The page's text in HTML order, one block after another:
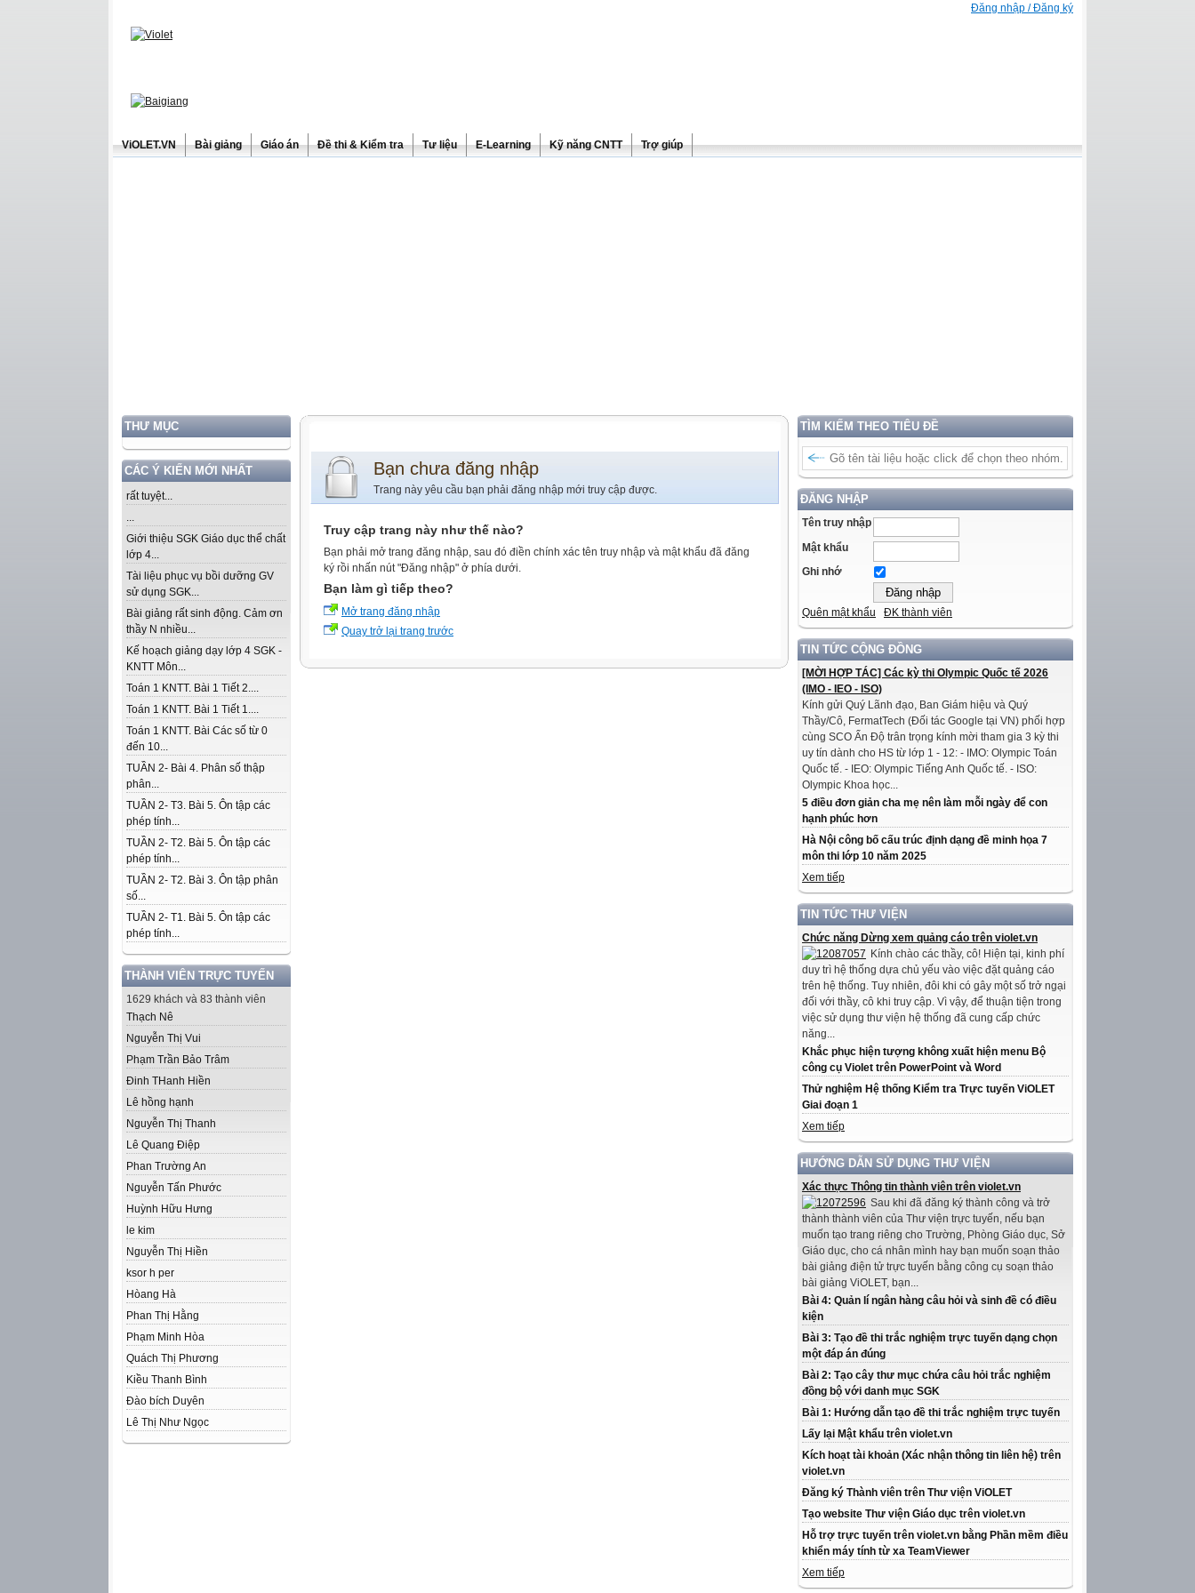
Đăng nhập / Đăng ký
ViOLET.VN Bài giảng Giáo án Đề thi & Kiểm tra Tư liệu E-Learning Kỹ năng CNTT Trợ giúp
THƯ MỤC
CÁC Ý KIẾN MỚI NHẤT
rất tuyệt...
...
Giới thiệu SGK Giáo dục thể chất
lớp 4...
Tài liệu phục vụ bồi dưỡng GV
sử dụng SGK...
Bài giảng rất sinh động. Cảm ơn
thầy N nhiều...
Kế hoạch giảng dạy lớp 4 SGK -
KNTT Môn...
Toán 1 KNTT. Bài 1 Tiết 2....
Toán 1 KNTT. Bài 1 Tiết 1....
Toán 1 KNTT. Bài Các số từ 0
đến 10...
TUẦN 2- Bài 4. Phân số thập
phân...
TUẦN 2- T3. Bài 5. Ôn tập các
phép tính...
TUẦN 2- T2. Bài 5. Ôn tập các
phép tính...
TUẦN 2- T2. Bài 3. Ôn tập phân
số...
TUẦN 2- T1. Bài 5. Ôn tập các
phép tính...
THÀNH VIÊN TRỰC TUYẾN
1629 khách và 83 thành viên
Thạch Nê
Nguyễn Thị Vui
Phạm Trần Bảo Trâm
Đinh THanh Hiền
Lê hồng hạnh
Nguyễn Thị Thanh
Lê Quang Điệp
Phan Trường An
Nguyễn Tấn Phước
Huỳnh Hữu Hưng
le kim
Nguyễn Thị Hiền
ksor h per
Hòang Hà
Phan Thị Hằng
Phạm Minh Hòa
Quách Thị Phương
Kiều Thanh Bình
Đào bích Duyên
Lê Thị Như Ngọc
TÌM KIẾM THEO TIÊU ĐỀ
ĐĂNG NHẬP
Tên truy nhập
Mật khẩu
Ghi nhớ
Quên mật khẩu ĐK thành viên
TIN TỨC CỘNG ĐỒNG
[MỜI HỢP TÁC] Các kỳ thi Olympic Quốc tế 2026
(IMO - IEO - ISO)
Kính gửi Quý Lãnh đạo, Ban Giám hiệu và Quý
Thầy/Cô, FermatTech (Đối tác Google tại VN) phối hợp
cùng SCO Ấn Độ trân trọng kính mời tham gia 3 kỳ thi
uy tín dành cho HS từ lớp 1 - 12: - IMO: Olympic Toán
Quốc tế. - IEO: Olympic Tiếng Anh Quốc tế. - ISO:
Olympic Khoa học...
5 điều đơn giản cha mẹ nên làm mỗi ngày để con
hạnh phúc hơn
Hà Nội công bố cấu trúc định dạng đề minh họa 7
môn thi lớp 10 năm 2025
Xem tiếp
TIN TỨC THƯ VIỆN
Chức năng Dừng xem quảng cáo trên violet.vn
Kính chào các thầy, cô! Hiện tại, kinh phí
duy trì hệ thống dựa chủ yếu vào việc đặt quảng cáo
trên hệ thống. Tuy nhiên, đôi khi có gây một số trở ngại
đối với thầy, cô khi truy cập. Vì vậy, để thuận tiện trong
việc sử dụng thư viện hệ thống đã cung cấp chức
năng...
Khắc phục hiện tượng không xuất hiện menu Bộ
công cụ Violet trên PowerPoint và Word
Thử nghiệm Hệ thống Kiểm tra Trực tuyến ViOLET
Giai đoạn 1
Xem tiếp
HƯỚNG DẪN SỬ DỤNG THƯ VIỆN
Xác thực Thông tin thành viên trên violet.vn
Sau khi đã đăng ký thành công và trở
thành thành viên của Thư viện trực tuyến, nếu bạn
muốn tạo trang riêng cho Trường, Phòng Giáo dục, Sở
Giáo dục, cho cá nhân mình hay bạn muốn soạn thảo
bài giảng điện tử trực tuyến bằng công cụ soạn thảo
bài giảng ViOLET, bạn...
Bài 4: Quản lí ngân hàng câu hỏi và sinh đề có điều
kiện
Bài 3: Tạo đề thi trắc nghiệm trực tuyến dạng chọn
một đáp án đúng
Bài 2: Tạo cây thư mục chứa câu hỏi trắc nghiệm
đồng bộ với danh mục SGK
Bài 1: Hướng dẫn tạo đề thi trắc nghiệm trực tuyến
Lấy lại Mật khẩu trên violet.vn
Kích hoạt tài khoản (Xác nhận thông tin liên hệ) trên
violet.vn
Đăng ký Thành viên trên Thư viện ViOLET
Tạo website Thư viện Giáo dục trên violet.vn
Hỗ trợ trực tuyến trên violet.vn bằng Phần mềm điều
khiển máy tính từ xa TeamViewer
Xem tiếp
Bạn chưa đăng nhập
Trang này yêu cầu bạn phải đăng nhập mới truy cập được.
Truy cập trang này như thế nào?
Bạn phải mở trang đăng nhập, sau đó điền chính xác tên truy nhập và mật khẩu đã đăng
ký rồi nhấn nút "Đăng nhập" ở phía dưới.
Bạn làm gì tiếp theo?
Mở trang đăng nhập
Quay trở lại trang trước